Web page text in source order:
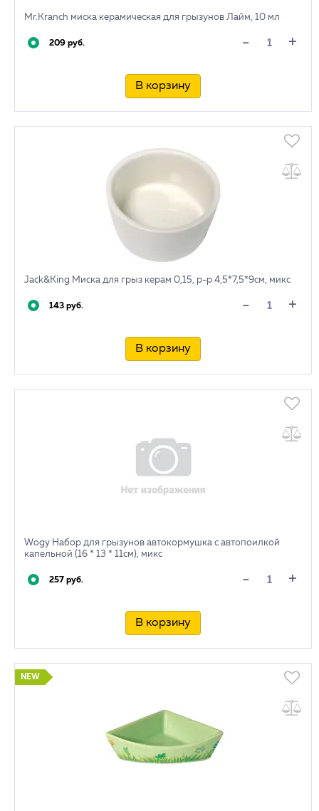
Mr.Kranch миска керамическая для грызунов Лайм, 10 мл
209 руб. - +
В корзину
Jack&King Миска для грыз керам 0,15, р-р 4,5*7,5*9см, микс
143 руб. - +
В корзину
Wogy Набор для грызунов автокормушка с автопоилкой
капельной (16 * 13 * 11см), микс
257 руб. - +
В корзину
NEW